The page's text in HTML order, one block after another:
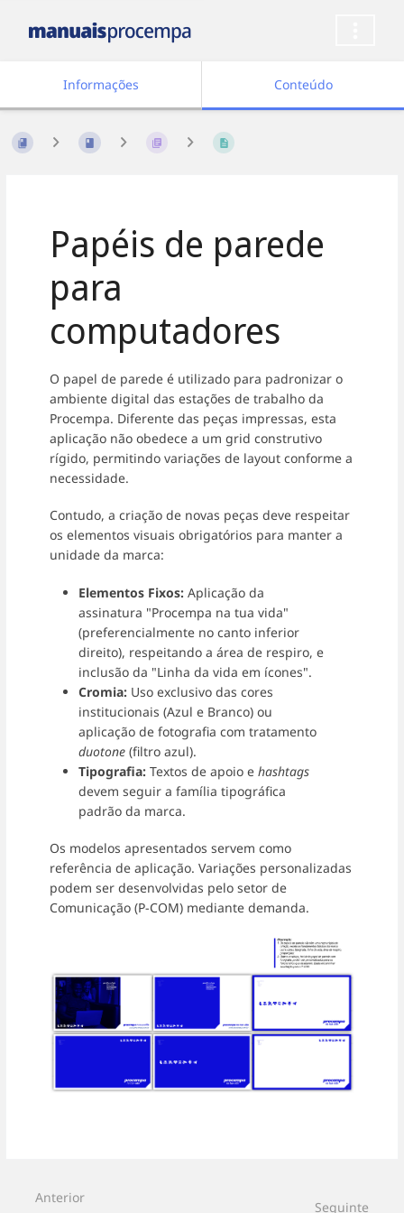
Informações Conteúdo
Papéis de parede
para
computadores
O papel de parede é utilizado para padronizar o
ambiente digital das estações de trabalho da
Procempa. Diferente das peças impressas, esta
aplicação não obedece a um grid construtivo
rígido, permitindo variações de layout conforme a
necessidade.
Contudo, a criação de novas peças deve respeitar
os elementos visuais obrigatórios para manter a
unidade da marca:
Elementos Fixos: Aplicação da
assinatura "Procempa na tua vida"
(preferencialmente no canto inferior
direito), respeitando a área de respiro, e
inclusão da "Linha da vida em ícones".
Cromia: Uso exclusivo das cores
institucionais (Azul e Branco) ou
aplicação de fotografia com tratamento
duotone (filtro azul).
Tipografia: Textos de apoio e hashtags
devem seguir a família tipográfica
padrão da marca.
Os modelos apresentados servem como
referência de aplicação. Variações personalizadas
podem ser desenvolvidas pelo setor de
Comunicação (P-COM) mediante demanda.
seleção
Anterior
Seguinte